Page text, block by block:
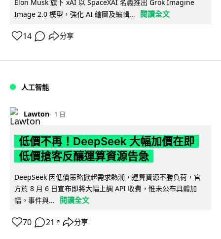
Elon Musk 旗下 xAI 以 SpaceXAI 名義推出 Grok Imagine
Image 2.0 模型，強化 AI 繪圖及編輯...
閱讀全文
14 分享
人工智能
Lawton 1 日
低價不再！DeepSeek 大幅加價在即
低價搶客反釀運算資源告急
DeepSeek 因低價策略掀起需求熱潮，運算資源不勝負荷，官
方於 8 月 6 日宣布即將大幅上調 API 收費，惟未公布具體加
幅。事件與...
閱讀全文
70 21 ↗ 分享